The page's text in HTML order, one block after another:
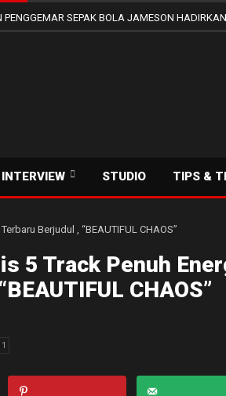
SEPAK BOLA JAMESON
INTERVIEW STUDIO TIPS &
5 Track Penuh
CHAOS”